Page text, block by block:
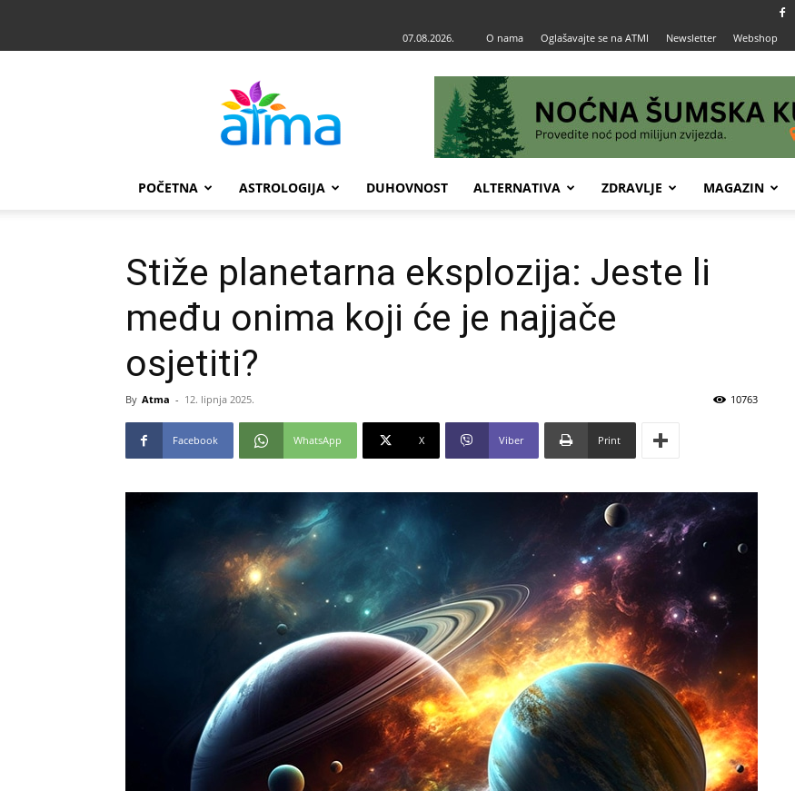
07.08.2026. O nama Oglašavajte se na ATMI Newsletter Webshop
POČETNA ASTROLOGIJA DUHOVNOST ALTERNATIVA ZDRAVLJE MAGAZIN
Stiže planetarna eksplozija: Jeste li
među onima koji će je najjače
osjetiti?
By Atma - 12. lipnja 2025. 10763
Facebook WhatsApp X Viber Print